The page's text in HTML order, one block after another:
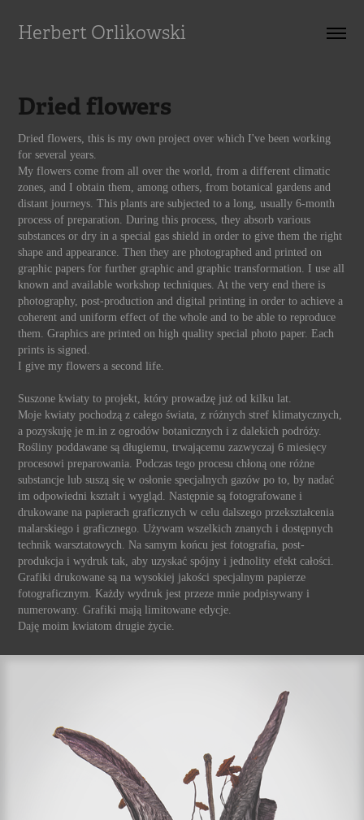
Herbert Orlikowski
Dried flowers
Dried flowers, this is my own project over which I've been working
for several years.
My flowers come from all over the world, from a different climatic
zones, and I obtain them, among others, from botanical gardens and
distant journeys. This plants are subjected to a long, usually 6-month
process of preparation. During this process, they absorb various
substances or dry in a special gas shield in order to give them the right
shape and appearance. Then they are photographed and printed on
graphic papers for further graphic and graphic transformation. I use all
known and available workshop techniques. At the very end there is
photography, post-production and digital printing in order to achieve a
coherent and uniform effect of the whole and to be able to reproduce
them. Graphics are printed on high quality special photo paper. Each
prints is signed.
I give my flowers a second life.
Suszone kwiaty to projekt, który prowadzę już od kilku lat.
Moje kwiaty pochodzą z całego świata, z różnych stref klimatycznych,
a pozyskuję je m.in z ogrodów botanicznych i z dalekich podróży.
Rośliny poddawane są długiemu, trwającemu zazwyczaj 6 miesięcy
procesowi preparowania. Podczas tego procesu chłoną one różne
substancje lub suszą się w osłonie specjalnych gazów po to, by nadać
im odpowiedni kształt i wygląd. Następnie są fotografowane i
drukowane na papierach graficznych w celu dalszego przekształcenia
malarskiego i graficznego. Używam wszelkich znanych i dostępnych
technik warsztatowych. Na samym końcu jest fotografia, post-
produkcja i wydruk tak, aby uzyskać spójny i jednolity efekt całości.
Grafiki drukowane są na wysokiej jakości specjalnym papierze
fotograficznym. Każdy wydruk jest przeze mnie podpisywany i
numerowany. Grafiki mają limitowane edycje.
Daję moim kwiatom drugie życie.